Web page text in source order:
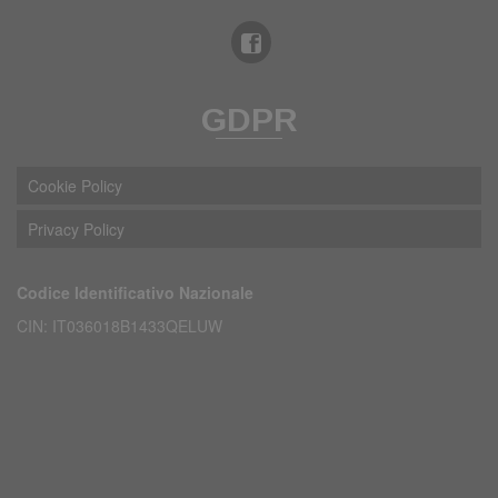
GDPR
Cookie Policy
Privacy Policy
Codice Identificativo Nazionale
CIN: IT036018B1433QELUW